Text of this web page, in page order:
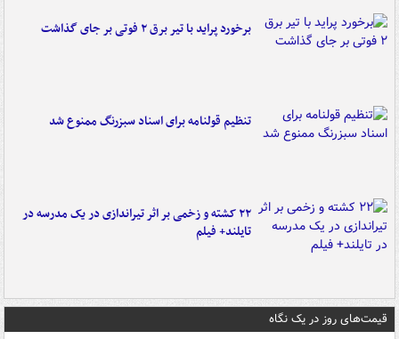
برخورد پراید با تیر برق ۲ فوتی بر جای گذاشت
تنظیم قولنامه برای اسناد سبزرنگ ممنوع شد
۲۲ کشته و زخمی بر اثر تیراندازی در یک مدرسه در
تایلند+ فیلم
قیمت‌های روز در یک نگاه